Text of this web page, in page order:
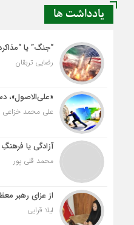
یادداشت ها
“جنگ” یا
رضایی تربقان
«علی‌الاصول»،
علی محمد خزاعی
آزادگی یا
محمد قلی پور
از عزای رهبر
لیلا قرایی